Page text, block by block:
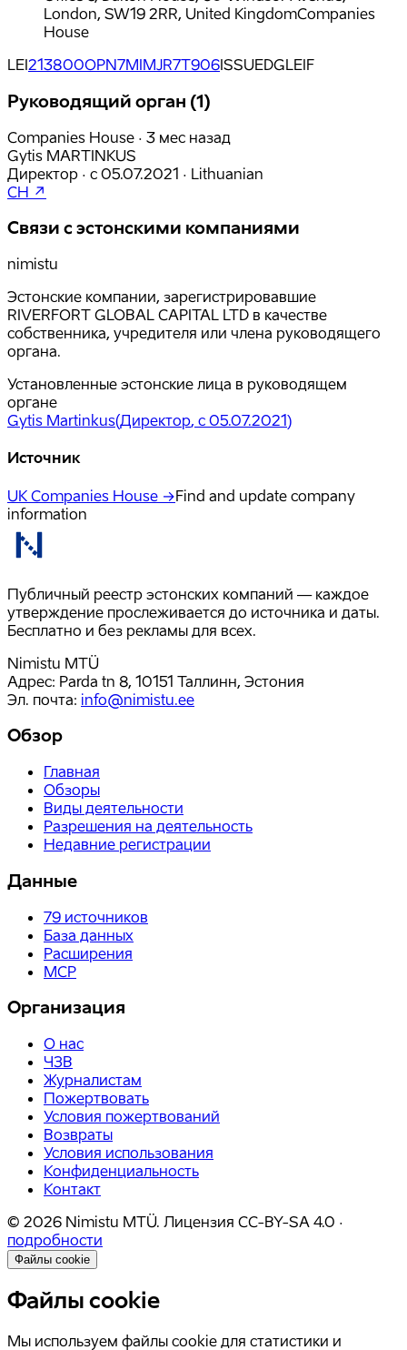
London, SW19 2RR, United KingdomCompanies
House
LEI213800OPN7MIMJR7T906ISSUEDGLEIF
Руководящий орган (1)
Companies House · 3 мес назад
Gytis MARTINKUS
Директор · с 05.07.2021 · Lithuanian
CH ↗
Связи с эстонскими компаниями
nimistu
Эстонские компании, зарегистрировавшие
RIVERFORT GLOBAL CAPITAL LTD в качестве
собственника, учредителя или члена руководящего
органа.
Установленные эстонские лица в руководящем
органе
Gytis Martinkus(Директор, с 05.07.2021)
Источник
UK Companies House →Find and update company
information
Публичный реестр эстонских компаний — каждое
утверждение прослеживается до источника и даты.
Бесплатно и без рекламы для всех.
Nimistu MTÜ
Адрес: Parda tn 8, 10151 Таллинн, Эстония
Эл. почта: info@nimistu.ee
Обзор
Главная
Обзоры
Виды деятельности
Разрешения на деятельность
Недавние регистрации
Данные
79 источников
База данных
Расширения
MCP
Организация
О нас
ЧЗВ
Журналистам
Пожертвовать
Условия пожертвований
Возвраты
Условия использования
Конфиденциальность
Контакт
© 2026 Nimistu MTÜ. Лицензия CC-BY-SA 4.0 ·
подробности
Файлы cookie
Файлы cookie
Мы используем файлы cookie для статистики и